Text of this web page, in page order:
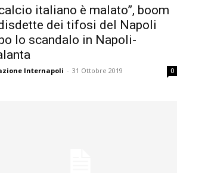
italiano è malato”, boom
dei tifosi del Napoli
lo scandalo in Napoli-
Internapoli - 31 Ottobre 2019 0